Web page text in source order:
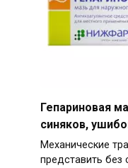
Гепариновая
синяков,
Механические
представить без